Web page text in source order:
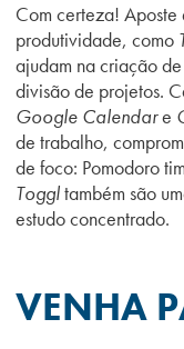
Com certeza!
produtividade, como
ajudam na criação
divisão de projetos.
Google Calendare
de trabalho,
de foco: Pomodoro
Toggltambém são
estudo concentrado.
VENHA